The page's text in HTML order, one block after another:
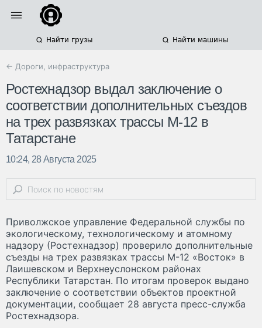
Найти грузы Найти машины
← Дороги, инфраструктура
Ростехнадзор выдал заключение о
соответствии дополнительных съездов
на трех развязках трассы М-12 в
Татарстане
10:24, 28 Августа 2025
Приволжское управление Федеральной службы по
экологическому, технологическому и атомному
надзору (Ростехнадзор) проверило дополнительные
съезды на трех развязках трассы М-12 «Восток» в
Лаишевском и Верхнеуслонском районах
Республики Татарстан. По итогам проверок выдано
заключение о соответствии объектов проектной
документации, сообщает 28 августа пресс-служба
Ростехнадзора.